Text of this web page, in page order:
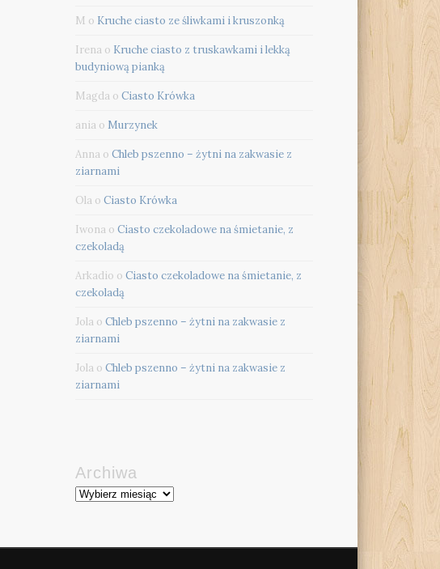
M o Kruche ciasto ze śliwkami i kruszonką
Irena o Kruche ciasto z truskawkami i lekką
budyniową pianką
Magda oCiasto Krówka
ania o Murzynek
Anna oChleb pszenno – żytni na zakwasie z
ziarnami
Ola oCiasto Krówka
Iwona oCiasto czekoladowe na śmietanie, z
czekoladą
Arkadio oCiasto czekoladowe na śmietanie, z
czekoladą
Jola oChleb pszenno – żytni na zakwasie z
ziarnami
Jola oChleb pszenno – żytni na zakwasie z
ziarnami
Archiwa